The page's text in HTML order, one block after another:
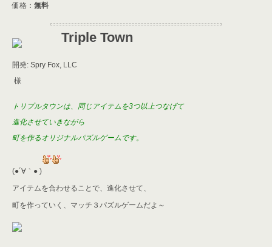
価格： 無料
Triple Town
開発: Spry Fox, LLC
様
トリプルタウンは、同じアイテムを3つ以上つなげて
進化させていきながら
町を作る オリジナルパズルゲームです。
(●´∀｀● )
アイテムを合わせることで、進化させて、
町を作っていく、マッチ３パズルゲームだよ～